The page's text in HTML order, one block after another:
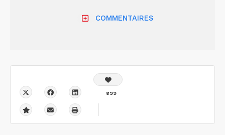
COMMENTAIRES
899